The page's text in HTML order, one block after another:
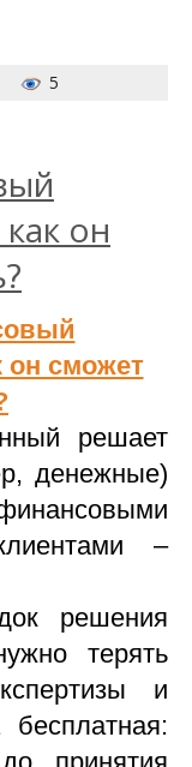
5
он
он сможет
решает
денежные)
–
решения
терять
и
принятия